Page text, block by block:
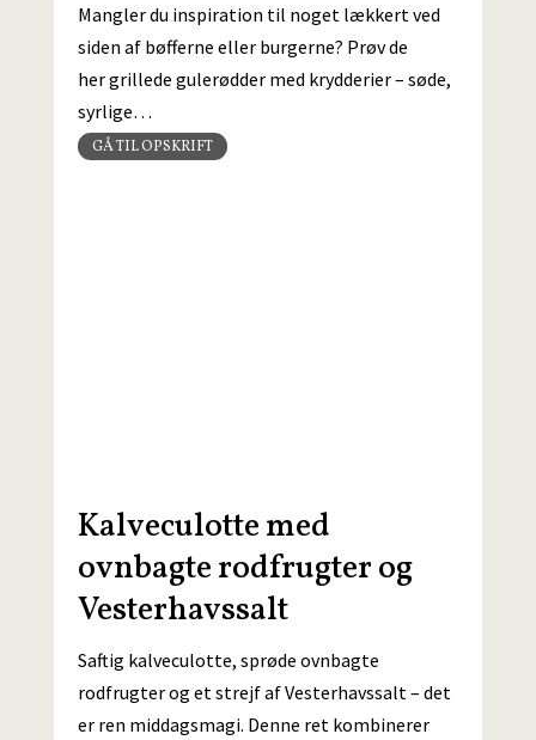
Mangler du inspiration til noget lækkert ved
siden af bøfferne eller burgerne? Prøv de
her grillede gulerødder med krydderier – søde,
syrlige…
GÅ TIL OPSKRIFT
Kalveculotte med
ovnbagte rodfrugter og
Vesterhavssalt
Saftig kalveculotte, sprøde ovnbagte
rodfrugter og et strejf af Vesterhavssalt – det
er ren middagsmagi. Denne ret kombinerer